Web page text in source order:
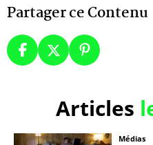
Partager ce Contenu
Articles
Médias